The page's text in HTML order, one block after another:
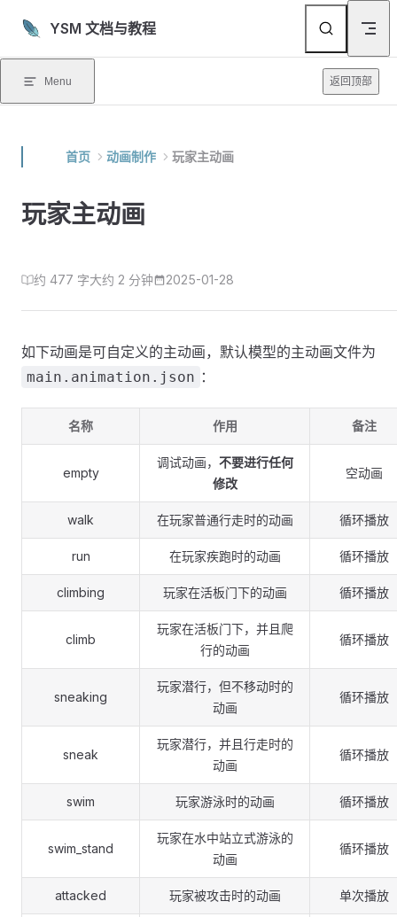
Skip to content
YSM 文档与教程
Menu 返回顶部
首页 动画制作 玩家主动画
玩家主动画
约 477 字大约 2 分钟 2025-01-28
如下动画是可自定义的主动画，默认模型的主动画文件为
main.animation.json ：
名称 作用 备注
empty
调试动画， 不要进行任何
修改
空动画
walk 在玩家普通行走时的动画 循环播放
run 在玩家疾跑时的动画 循环播放
climbing 玩家在活板门下的动画 循环播放
climb
玩家在活板门下，并且爬
行的动画
循环播放
sneaking
玩家潜行，但不移动时的
动画
循环播放
sneak
玩家潜行，并且行走时的
动画
循环播放
swim 玩家游泳时的动画 循环播放
swim_stand
玩家在水中站立式游泳的
动画
循环播放
attacked 玩家被攻击时的动画 单次播放